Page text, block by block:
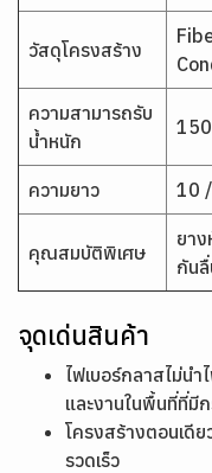
วัสดุโครงสร้าง
ความสามารถรับ
น้ำหนัก
ความยาว 10
คุณสมบัติพิเศษ
ยา
กัน
จุดเด่นสินค้า
ไฟเบอร์กลาสไม่น
และงานในพื้นที่ที่มี
โครงสร้างตอนเดี
รวดเร็ว